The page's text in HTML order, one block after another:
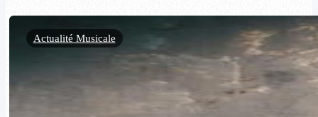
Actualité Musicale